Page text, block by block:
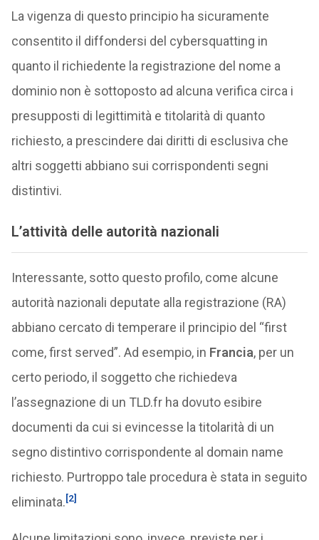
La vigenza di questo principio ha sicuramente
consentito il diffondersi del cybersquatting in
quanto il richiedente la registrazione del nome a
dominio non è sottoposto ad alcuna verifica circa i
presupposti di legittimità e titolarità di quanto
richiesto, a prescindere dai diritti di esclusiva che
altri soggetti abbiano sui corrispondenti segni
distintivi.
L’attività delle autorità nazionali
Interessante, sotto questo profilo, come alcune
autorità nazionali deputate alla registrazione (RA)
abbiano cercato di temperare il principio del “first
come, first served”. Ad esempio, in Francia, per un
certo periodo, il soggetto che richiedeva
l’assegnazione di un TLD.fr ha dovuto esibire
documenti da cui si evincesse la titolarità di un
segno distintivo corrispondente al domain name
richiesto. Purtroppo tale procedura è stata in seguito
eliminata.[2]